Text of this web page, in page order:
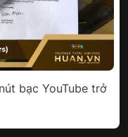
bạc YouTube trở